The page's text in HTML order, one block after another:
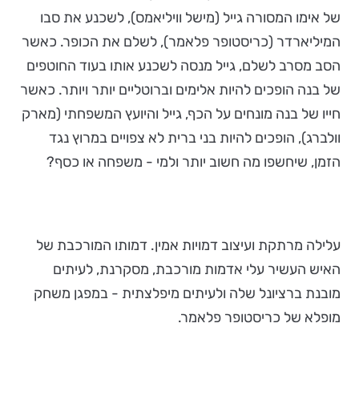
של אימו המסורה גייל (מישל וויליאמס), לשכנע את סבו
המיליארדר (כריסטופר פלאמר), לשלם את הכופר. כאשר
הסב מסרב לשלם, גייל מנסה לשכנע אותו בעוד החוטפים
של בנה הופכים להיות אלימים וברוטליים יותר ויותר. כאשר
חייו של בנה מונחים על הכף, גייל והיועץ המשפחתי (מארק
וולברג), הופכים להיות בני ברית לא צפויים במרוץ נגד
הזמן, שיחשפו מה חשוב יותר ולמי - משפחה או כסף?
עלילה מרתקת ועיצוב דמויות אמין. דמותו המורכבת של
האיש העשיר עלי אדמות מורכבת, מסקרנת, לעיתים
מובנת ברציונל שלה ולעיתים מיפלצתית - במפגן משחק
מופלא של כריסטופר פלאמר.